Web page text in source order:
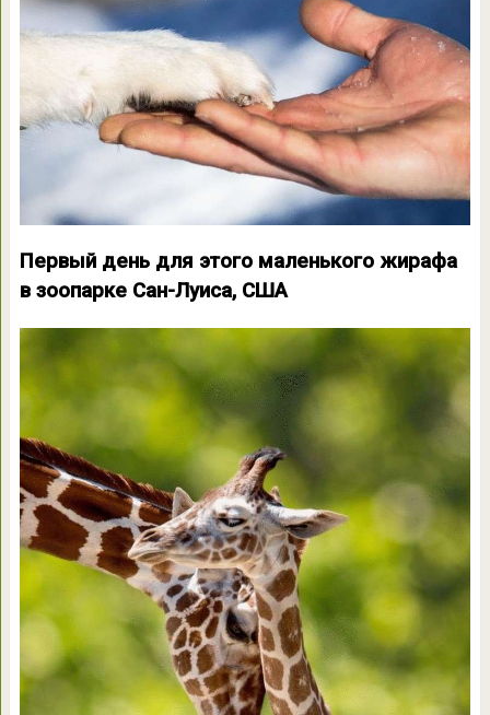
Первый день для этого маленького жирафа
в зоопарке Сан-Луиса, США